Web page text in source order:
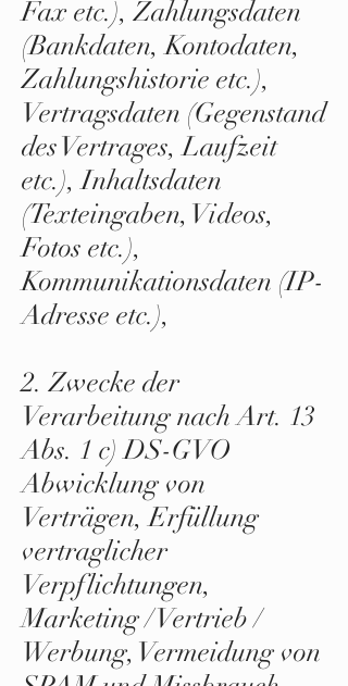
Fax etc.), Zahlungsdaten
(Bankdaten, Kontodaten,
Zahlungshistorie etc.),
Vertragsdaten (Gegenstand
des Vertrages, Laufzeit
etc.), Inhaltsdaten
(Texteingaben, Videos,
Fotos etc.),
Kommunikationsdaten (IP-
Adresse etc.),
2. Zwecke der
Verarbeitung nach Art. 13
Abs. 1 c) DS-GVO
Abwicklung von
Verträgen, Erfüllung
vertraglicher
Verpflichtungen,
Marketing / Vertrieb /
Werbung, Vermeidung von